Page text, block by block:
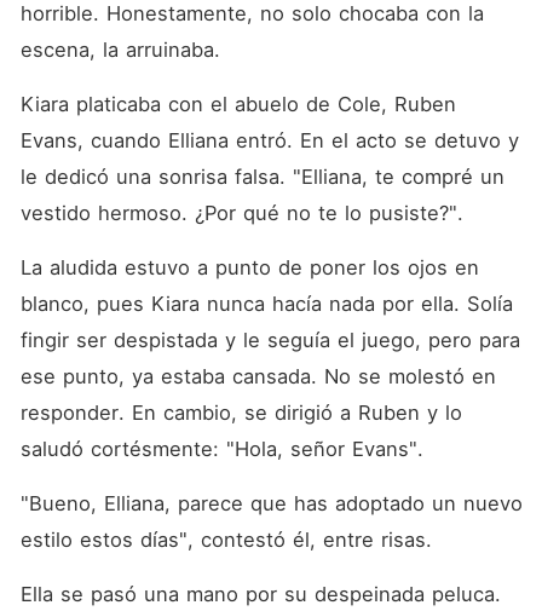
horrible. Honestamente, no solo chocaba con la
escena, la arruinaba.
Kiara platicaba con el abuelo de Cole, Ruben
Evans, cuando Elliana entró. En el acto se detuvo y
le dedicó una sonrisa falsa. "Elliana, te compré un
vestido hermoso. ¿Por qué no te lo pusiste?".
La aludida estuvo a punto de poner los ojos en
blanco, pues Kiara nunca hacía nada por ella. Solía
fingir ser despistada y le seguía el juego, pero para
ese punto, ya estaba cansada. No se molestó en
responder. En cambio, se dirigió a Ruben y lo
saludó cortésmente: "Hola, señor Evans".
"Bueno, Elliana, parece que has adoptado un nuevo
estilo estos días", contestó él, entre risas.
Ella se pasó una mano por su despeinada peluca.